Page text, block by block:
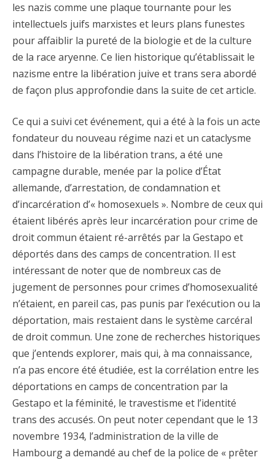
les nazis comme une plaque tournante pour les
intellectuels juifs marxistes et leurs plans funestes
pour affaiblir la pureté de la biologie et de la culture
de la race aryenne. Ce lien historique qu’établissait le
nazisme entre la libération juive et trans sera abordé
de façon plus approfondie dans la suite de cet article.
Ce qui a suivi cet événement, qui a été à la fois un acte
fondateur du nouveau régime nazi et un cataclysme
dans l’histoire de la libération trans, a été une
campagne durable, menée par la police d’État
allemande, d’arrestation, de condamnation et
d’incarcération d’« homosexuels ». Nombre de ceux qui
étaient libérés après leur incarcération pour crime de
droit commun étaient ré-arrêtés par la Gestapo et
déportés dans des camps de concentration. Il est
intéressant de noter que de nombreux cas de
jugement de personnes pour crimes d’homosexualité
n’étaient, en pareil cas, pas punis par l’exécution ou la
déportation, mais restaient dans le système carcéral
de droit commun. Une zone de recherches historiques
que j’entends explorer, mais qui, à ma connaissance,
n’a pas encore été étudiée, est la corrélation entre les
déportations en camps de concentration par la
Gestapo et la féminité, le travestisme et l’identité
trans des accusés. On peut noter cependant que le 13
novembre 1934, l’administration de la ville de
Hambourg a demandé au chef de la police de « prêter